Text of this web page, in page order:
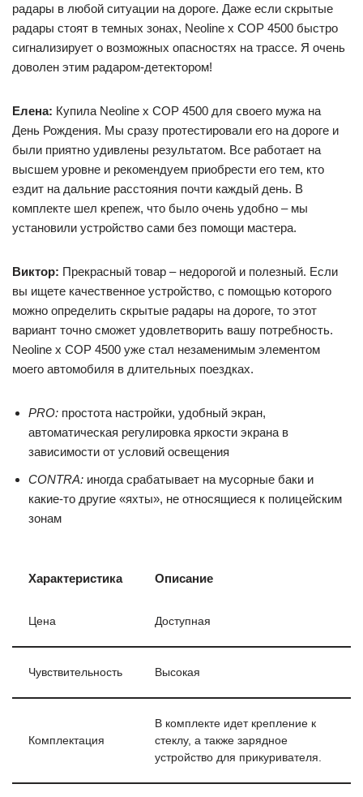
радары в любой ситуации на дороге. Даже если скрытые
радары стоят в темных зонах, Neoline x COP 4500 быстро
сигнализирует о возможных опасностях на трассе. Я очень
доволен этим радаром-детектором!
Елена: Купила Neoline x COP 4500 для своего мужа на
День Рождения. Мы сразу протестировали его на дороге и
были приятно удивлены результатом. Все работает на
высшем уровне и рекомендуем приобрести его тем, кто
ездит на дальние расстояния почти каждый день. В
комплекте шел крепеж, что было очень удобно – мы
установили устройство сами без помощи мастера.
Виктор: Прекрасный товар – недорогой и полезный. Если
вы ищете качественное устройство, с помощью которого
можно определить скрытые радары на дороге, то этот
вариант точно сможет удовлетворить вашу потребность.
Neoline x COP 4500 уже стал незаменимым элементом
моего автомобиля в длительных поездках.
PRO: простота настройки, удобный экран,
автоматическая регулировка яркости экрана в
зависимости от условий освещения
CONTRA: иногда срабатывает на мусорные баки и
какие-то другие «яхты», не относящиеся к полицейским
зонам
Характеристика Описание
Цена Доступная
Чувствительность Высокая
Комплектация
В комплекте идет крепление к
стеклу, а также зарядное
устройство для прикуривателя.